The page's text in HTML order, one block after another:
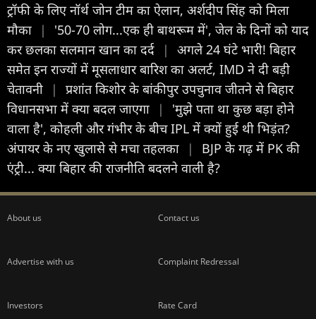
ट्रॉफी के लिए नॉर्थ जोन टीम का ऐलान, अर्शदीप सिंह को मिला
मौका
|
'50-70 लोग...एक ही बाथरूम में', जेल के दिनों को याद
कर छलका सलमान खान का दर्द
|
अगले 24 घंटे भारी! बिहार
समेत इन राज्यों में मूसलाधार बारिश का अलर्ट, IMD ने दी बड़ी
चेतावनी
|
प्रशांत किशोर के बांकीपुर उपचुनाव जीतने से बिहार
विधानसभा में क्या बदल जाएगा
|
'मुझे पता था कुछ बड़ा होने
वाला है', कोहली और गंभीर के बीच IPL में क्यों हुई थी भिड़ंत?
अंपायर के नए खुलासे से मचा तहलका
|
BJP के गढ़ में PK की
एंट्री... क्या बिहार की राजनीति बदलने वाली है?
About us Contact us
Advertise with us Complaint Redressal
Investors Rate Card